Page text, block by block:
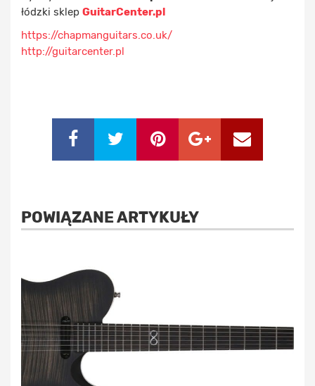
łódzki sklep GuitarCenter.pl
https://chapmanguitars.co.uk/
http://guitarcenter.pl
POWIĄZANE ARTYKUŁY